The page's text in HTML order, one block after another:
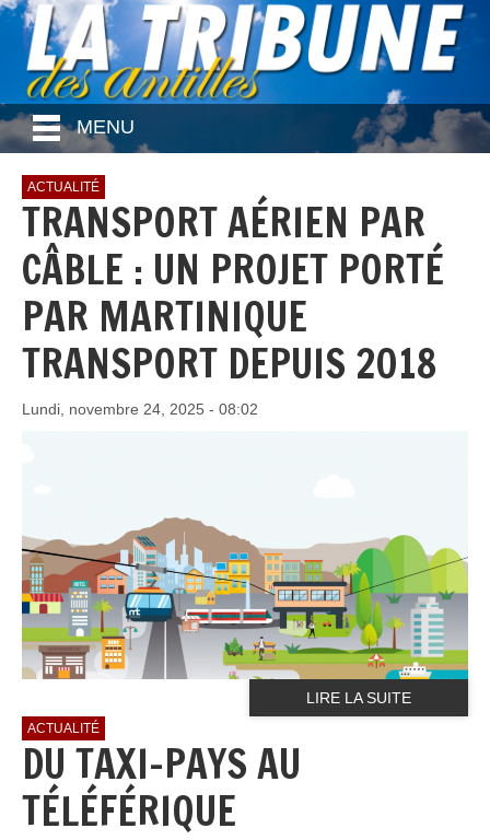
MENU
ACTUALITÉ
TRANSPORT AÉRIEN PAR
CÂBLE : UN PROJET PORTÉ
PAR MARTINIQUE
TRANSPORT DEPUIS 2018
Lundi, novembre 24, 2025 - 08:02
LIRE LA SUITE
ACTUALITÉ
DU TAXI-PAYS AU
TÉLÉFÉRIQUE